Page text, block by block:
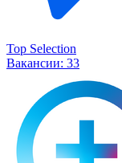
Top Selection
Вакансии: 33